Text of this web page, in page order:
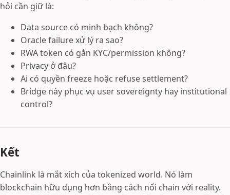
hỏi cần giữ là:
Data source có minh bạch không?
Oracle failure xử lý ra sao?
RWA token có gắn KYC/permission không?
Privacy ở đâu?
Ai có quyền freeze hoặc refuse settlement?
Bridge này phục vụ user sovereignty hay institutional
control?
Kết
Chainlink là mắt xích của tokenized world. Nó làm
blockchain hữu dụng hơn bằng cách nối chain với reality.